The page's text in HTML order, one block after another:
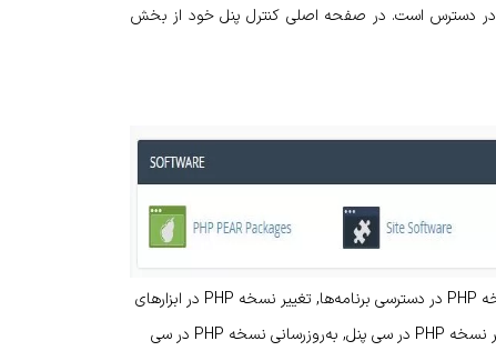
البته در برخی هاست ها این بخش تحت عنوان select php version در دسترس است. در صفحه اصلی کنترل پنل خود از بخش
تغییر نسخه PHP در cPanel, تغییر نسخه PHP برای وبسایت, تغییر نسخه PHP در دسترسی برنامه‌ها, تغییر نسخه PHP در ابزارهای
مدیریت وب, تغییر نسخه PHP با استفاده از ابزارهای cPanel, نحوه تغییر نسخه PHP در سی پنل, به‌روزرسانی نسخه PHP در سی